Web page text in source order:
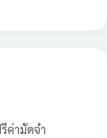
ค่ามัดจำ